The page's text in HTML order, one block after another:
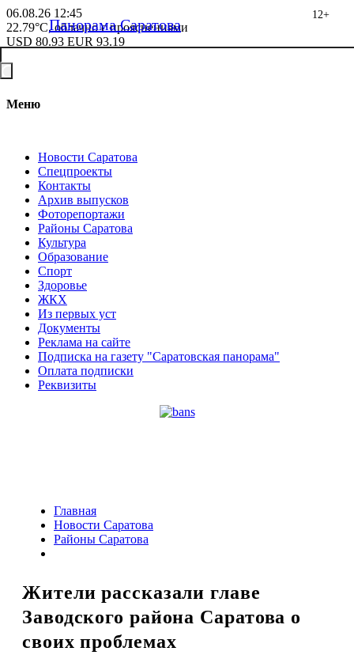
06.08.26 12:45
22.79°C, облачно с прояснениями
USD 80.93 EUR 93.19
Меню
Новости Саратова
Спецпроекты
Контакты
Архив выпусков
Фоторепортажи
Районы Саратова
Культура
Образование
Спорт
Здоровье
ЖКХ
Из пеpвых уст
Документы
Реклама на сайте
Подписка на газету "Саратовская панорама"
Оплата подписки
Реквизиты
Панорама Саратова
12+
Главная
Новости Саратова
Районы Саратова
Жители рассказали главе
Заводского района Саратова о
своих проблемах